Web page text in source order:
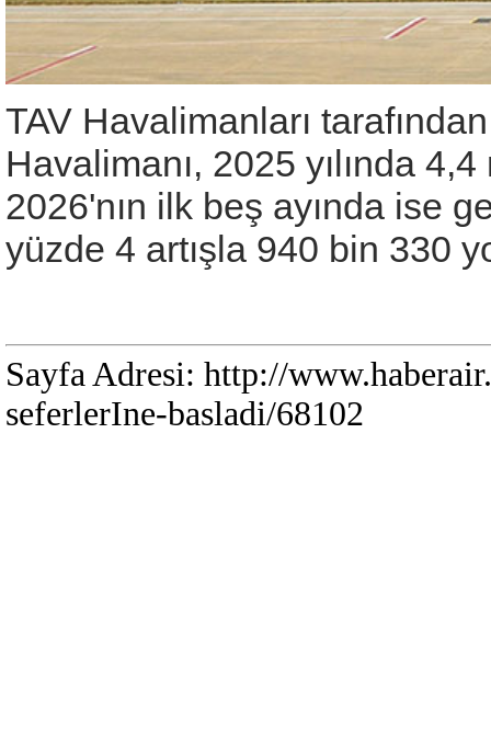
TAV Havalimanları
Havalimanı, 2025 yılında
2026'nın ilk beş ayında ise
yüzde 4 artışla 940 bin 330
Sayfa Adresi: http://
seferlerIne-basladi/68102